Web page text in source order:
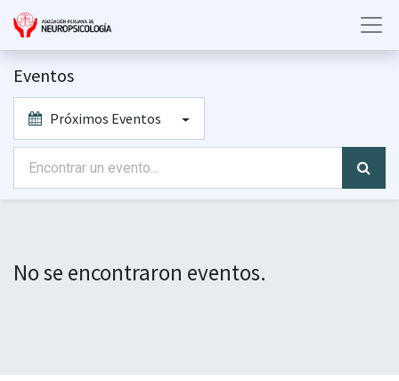
Eventos
Próximos Eventos
No se encontraron eventos.